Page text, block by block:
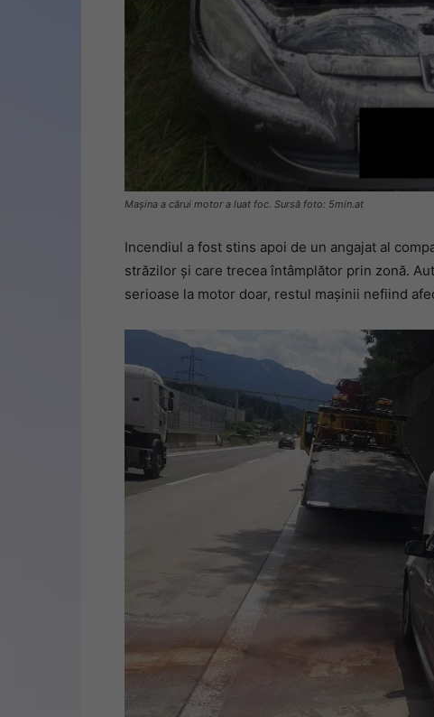
Mașina a cărui motor a luat foc. Sursă foto: 5min.at
Incendiul a fost stins apoi de un angajat al
străzilor și care trecea întâmplător prin zonă.
serioase la motor doar, restul mașinii nefiind